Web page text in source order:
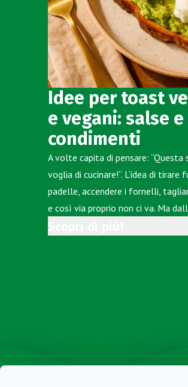
Idee per toast
e vegani: salse e
condimenti
A volte capita di pensare: “Questa
voglia di cucinare!”. L’idea di tirare
padelle, accendere i fornelli,
e così via proprio non ci va. Ma